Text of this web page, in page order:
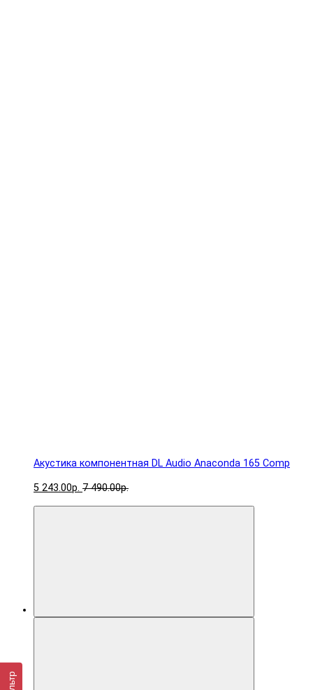
Акустика компонентная DL Audio Anaconda 165 Comp
5 243.00р. 7 490.00р.